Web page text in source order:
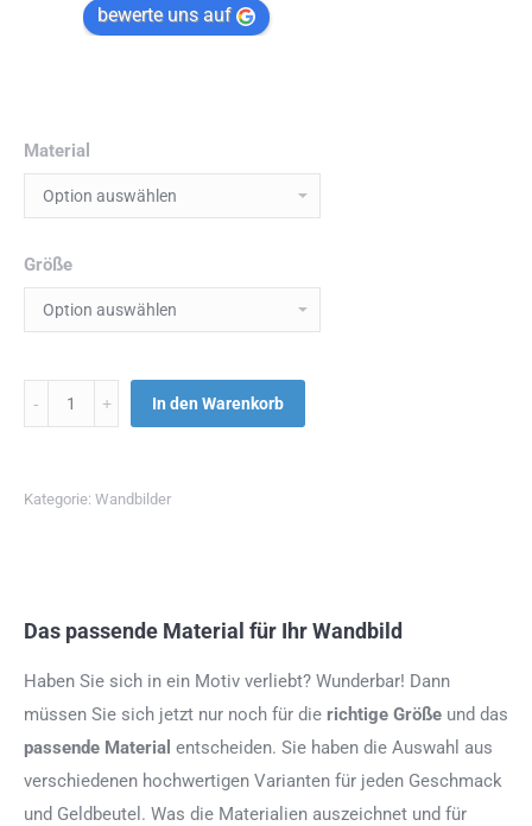
bewerte uns auf
Material
Größe
Menge In den Warenkorb
Kategorie: Wandbilder
Das passende Material für Ihr Wandbild
Haben Sie sich in ein Motiv verliebt? Wunderbar! Dann
müssen Sie sich jetzt nur noch für die richtige Größe und das
passende Material entscheiden. Sie haben die Auswahl aus
verschiedenen hochwertigen Varianten für jeden Geschmack
und Geldbeutel. Was die Materialien auszeichnet und für